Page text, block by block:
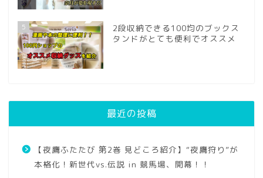
5
2段収納できる100均のブックス
タンドがとても便利でオススメ
最近の投稿
【夜鷹ふたたび 第2巻 見どころ紹介】“夜鷹狩り”が
本格化！新世代vs.伝説 in 競馬場、開幕！！